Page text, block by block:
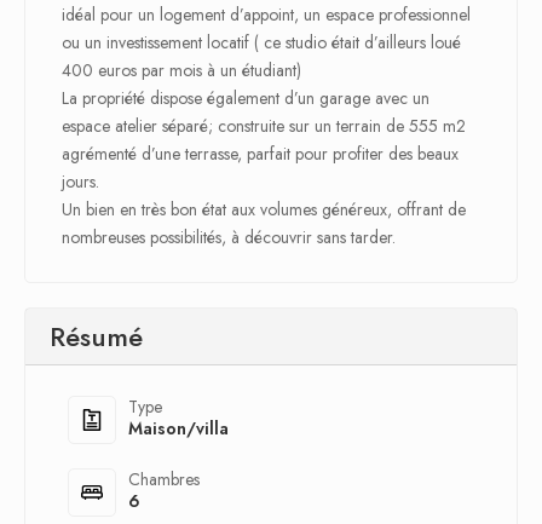
idéal pour un logement d’appoint, un espace professionnel
ou un investissement locatif ( ce studio était d’ailleurs loué
400 euros par mois à un étudiant)
La propriété dispose également d’un garage avec un
espace atelier séparé; construite sur un terrain de 555 m2
agrémenté d’une terrasse, parfait pour profiter des beaux
jours.
Un bien en très bon état aux volumes généreux, offrant de
nombreuses possibilités, à découvrir sans tarder.
Résumé
Type
Maison/villa
Chambres
6